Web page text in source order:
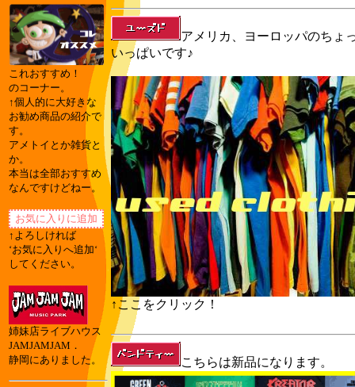
これおすすめ！
のコーナー。
↑個人的に大好きな
お勧め商品の紹介で
す。
アメトイとか雑貨と
か。
本当は全部おすすめ
なんですけどねー。
↑よろしければ
‘お気に入りへ追加‘
してください。
姉妹店ライブハウス
JAMJAMJAM．
静岡にありました。
アメリカ、ヨーロッパのちょ
いっぱいです♪
↑ここをクリック！
こちらは新品になります。